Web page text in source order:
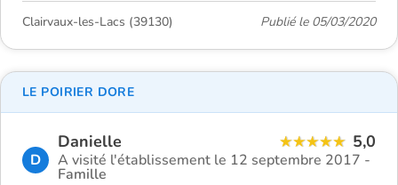
Clairvaux-les-Lacs (39130) Publié le 05/03/2020
D
Danielle 5,0
A visité l'établissement le 12 septembre 2017 -
Famille
LE POIRIER DORE